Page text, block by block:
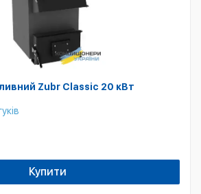
Zubr Classic 20 кВт
Купити